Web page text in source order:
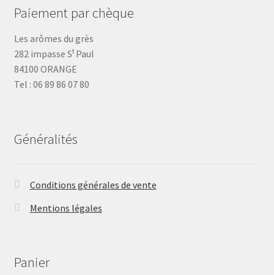
Paiement par chèque
Les arômes du grès
282 impasse St Paul
84100 ORANGE
Tel : 06 89 86 07 80
Généralités
Conditions générales de vente
Mentions légales
Panier